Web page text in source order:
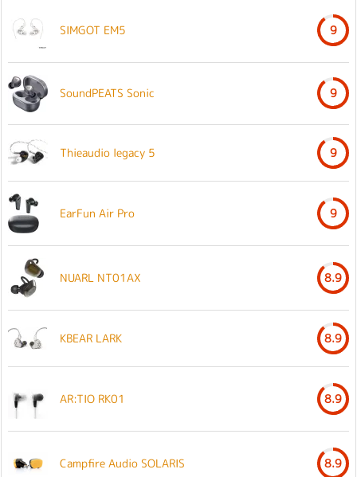
SIMGOT EM5 9
SoundPEATS Sonic 9
Thieaudio legacy 5 9
EarFun Air Pro 9
NUARL NT01AX 8.9
KBEAR LARK 8.9
AR:TIO RK01 8.9
Campfire Audio SOLARIS 8.9